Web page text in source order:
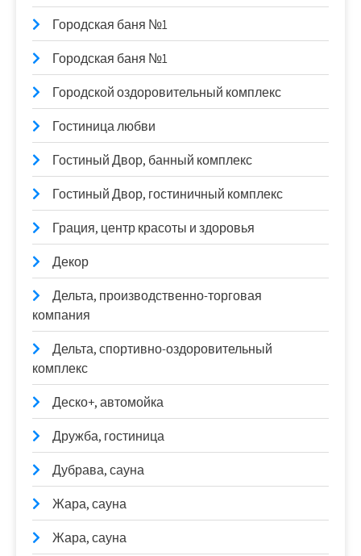
Городская баня №1
Городская баня №1
Городской оздоровительный комплекс
Гостиница любви
Гостиный Двор, банный комплекс
Гостиный Двор, гостиничный комплекс
Грация, центр красоты и здоровья
Декор
Дельта, производственно-торговая
компания
Дельта, спортивно-оздоровительный
комплекс
Деско+, автомойка
Дружба, гостиница
Дубрава, сауна
Жара, сауна
Жара, сауна